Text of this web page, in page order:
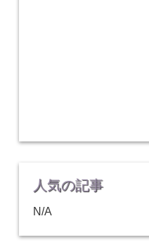
人気の記事
N/A